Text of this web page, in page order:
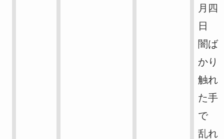
月四
日
闇ば
かり
触れ
た手
で
乱れ